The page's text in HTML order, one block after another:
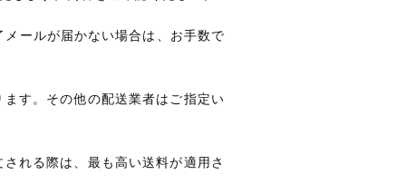
ールが届かない場合は、お手数で
す。その他の配送業者はご指定い
れる際は、最も高い送料が適用さ